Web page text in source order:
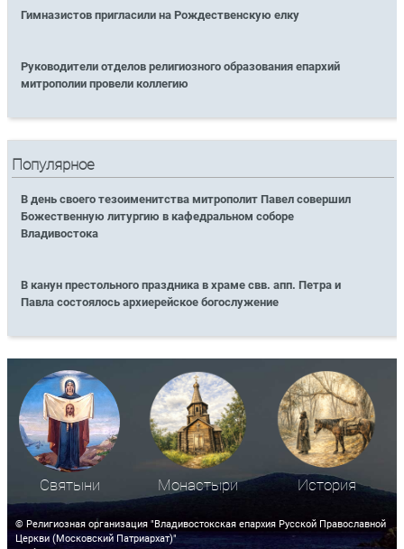
Гимназистов пригласили на Рождественскую елку
Руководители отделов религиозного образования епархий
митрополии провели коллегию
Популярное
В день своего тезоименитства митрополит Павел совершил
Божественную литургию в кафедральном соборе
Владивостока
В канун престольного праздника в храме свв. апп. Петра и
Павла состоялось архиерейское богослужение
Святыни Монастыри История
© Религиозная организация "Владивостокская епархия Русской Православной
Церкви (Московский Патриархат)"